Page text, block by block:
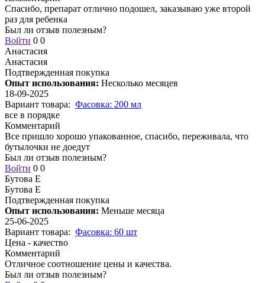
Спасибо, препарат отлично подошел, заказываю уже второй
раз для ребенка
Был ли отзыв полезным?
Войти 0 0
Анастасия
Анастасия
Подтвержденная покупка
Опыт использования: Несколько месяцев
18-09-2025
Вариант товара: Фасовка: 200 мл
все в порядке
Комментарий
Все пришло хорошо упакованное, спасибо, переживала, что
бутылочки не доедут
Был ли отзыв полезным?
Войти 0 0
Бутова Е
Бутова Е
Подтвержденная покупка
Опыт использования: Меньше месяца
25-06-2025
Вариант товара: Фасовка: 60 шт
Цена - качество
Комментарий
Отличное соотношение цены и качества.
Был ли отзыв полезным?